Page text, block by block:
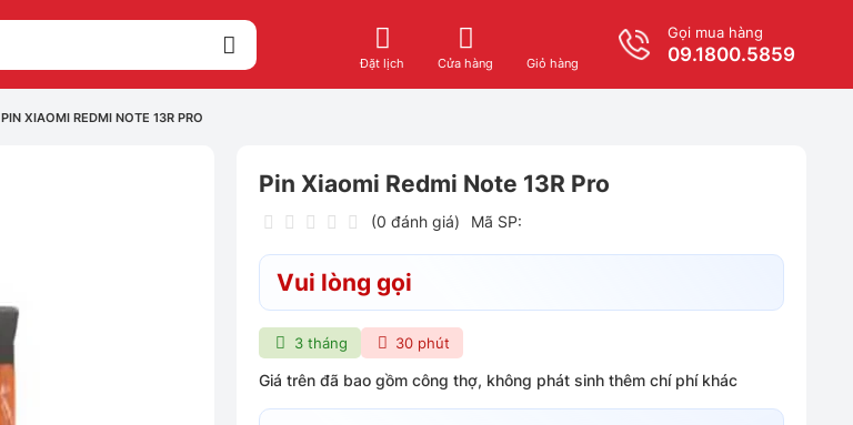
Đặt lịch Cửa hàng Giỏ hàng
Gọi mua hàng
09.1800.5859
PIN XIAOMI REDMI NOTE 13R PRO
Pin Xiaomi Redmi Note 13R Pro
(0 đánh giá) Mã SP:
Vui lòng gọi
3 tháng 30 phút
Giá trên đã bao gồm công thợ, không phát sinh thêm chí phí khác